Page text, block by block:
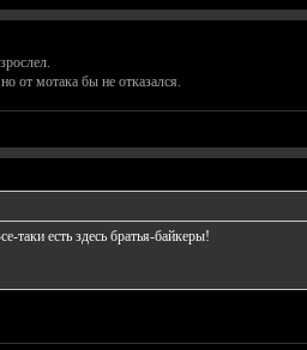
от мотака бы не отказался.
таки есть здесь братья-байкеры!